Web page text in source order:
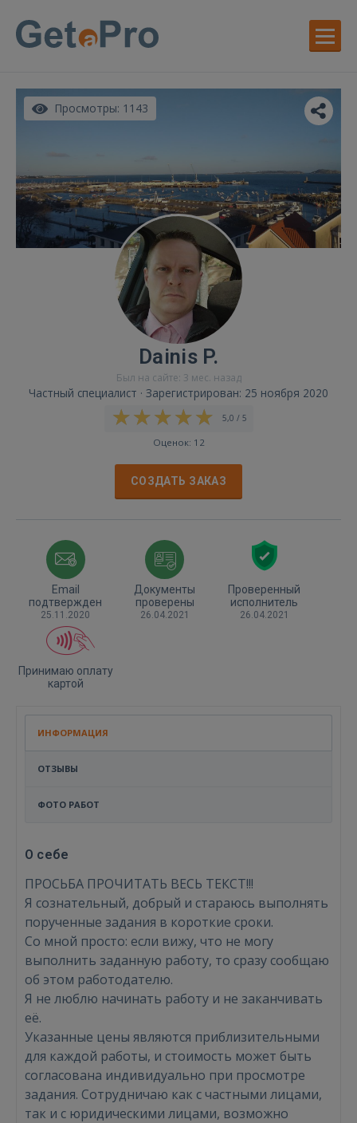
Просмотры: 1143
Dainis P.
Был на сайте: 3 мес. назад
Частный специалист · Зарегистрирован: 25 ноября 2020
5,0 / 5
Оценок: 12
СОЗДАТЬ ЗАКАЗ
Email
подтвержден
25.11.2020
Документы
проверены
26.04.2021
Проверенный
исполнитель
26.04.2021
Принимаю оплату
картой
ИНФОРМАЦИЯ
ОТЗЫВЫ
ФОТО РАБОТ
О себе
ПРОСЬБА ПРОЧИТАТЬ ВЕСЬ ТЕКСТ!!!
Я сознательный, добрый и стараюсь выполнять
порученные задания в короткие сроки.
Со мной просто: если вижу, что не могу
выполнить заданную работу, то сразу сообщаю
об этом работодателю.
Я не люблю начинать работу и не заканчивать
её.
Указанные цены являются приблизительными
для каждой работы, и стоимость может быть
согласована индивидуально при просмотре
задания. Сотрудничаю как с частными лицами,
так и с юридическими лицами, возможно